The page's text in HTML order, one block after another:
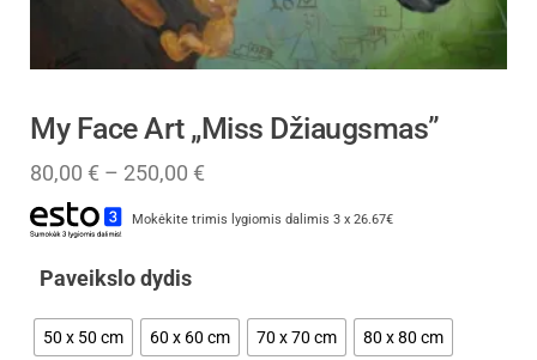
My Face Art „Miss Džiaugsmas”
80,00 € – 250,00 €
Mokėkite trimis lygiomis dalimis 3 x 26.67€
Paveikslo dydis
50 x 50 cm 60 x 60 cm 70 x 70 cm 80 x 80 cm